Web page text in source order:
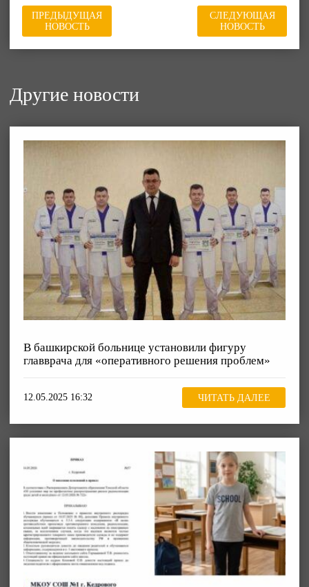
ПРЕДЫДУЩАЯ
НОВОСТЬ
СЛЕДУЮЩАЯ
НОВОСТЬ
Другие новости
В башкирской больнице установили фигуру
главврача для «оперативного решения проблем»
12.05.2025 16:32 ЧИТАТЬ ДАЛЕЕ